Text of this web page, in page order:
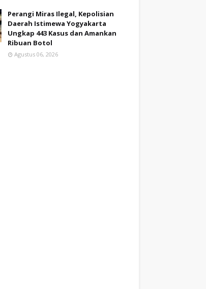
Perangi Miras Ilegal, Kepolisian
Daerah Istimewa Yogyakarta
Ungkap 443 Kasus dan Amankan
Ribuan Botol
Agustus 06, 2026